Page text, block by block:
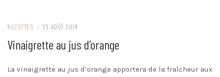
RECETTES / 25 AOÛT 2018
Vinaigrette au jus d’orange
La vinaigrette au jus d’orange apportera de la fraîcheur aux